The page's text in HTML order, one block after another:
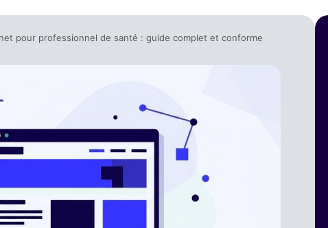
pour professionnel de santé : guide complet et conforme